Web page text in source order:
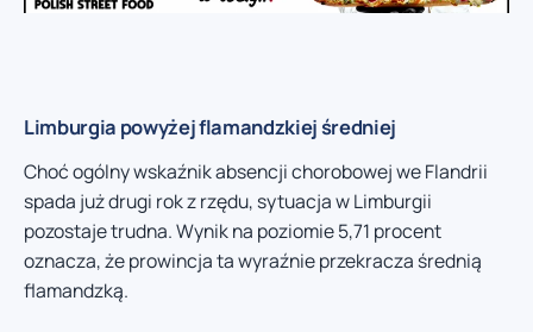
Limburgia powyżej flamandzkiej średniej
Choć ogólny wskaźnik absencji chorobowej we Flandrii
spada już drugi rok z rzędu, sytuacja w Limburgii
pozostaje trudna. Wynik na poziomie 5,71 procent
oznacza, że prowincja ta wyraźnie przekracza średnią
flamandzką.